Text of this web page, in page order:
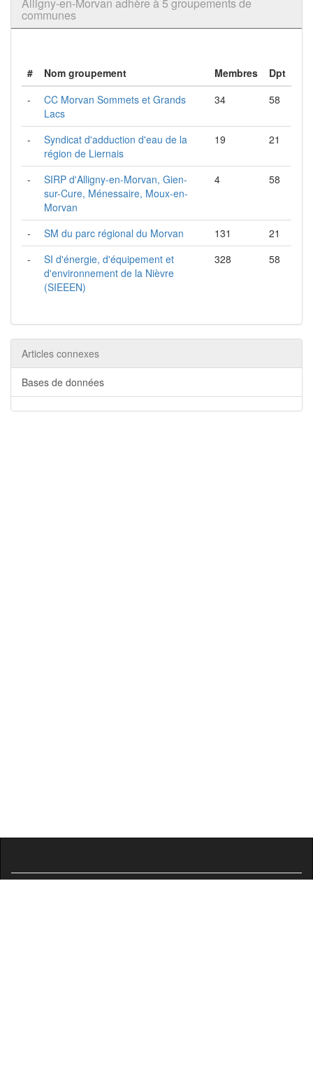
communes
# Nom groupement Membres
Dpt
-
CC Morvan Sommets et Grands
Lacs
34 58
-
Syndicat d'adduction d'eau de la
région de Liernais
19 21
-
SIRP d'Alligny-en-Morvan, Gien-
sur-Cure, Ménessaire, Moux-en-
Morvan
4 58
- SM du parc régional du Morvan 131
21
-
SI d'énergie, d'équipement et
d'environnement de la Nièvre
(SIEEEN)
328 58
Articles connexes
Bases de données